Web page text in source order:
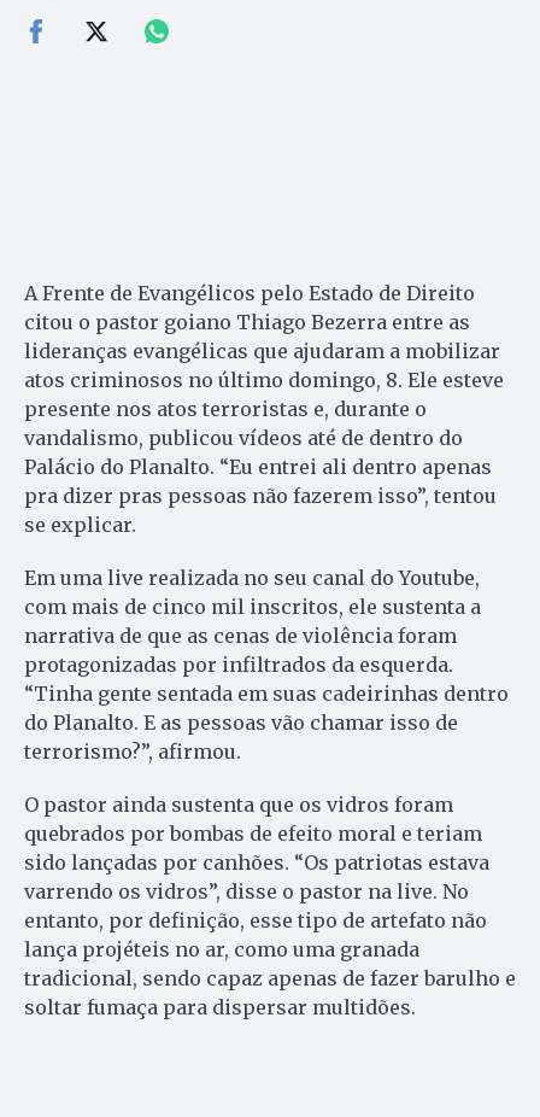
A Frente de Evangélicos pelo Estado de Direito
citou o pastor goiano Thiago Bezerra entre as
lideranças evangélicas que ajudaram a mobilizar
atos criminosos no último domingo, 8. Ele esteve
presente nos atos terroristas e, durante o
vandalismo, publicou vídeos até de dentro do
Palácio do Planalto. “Eu entrei ali dentro apenas
pra dizer pras pessoas não fazerem isso”, tentou
se explicar.
Em uma live realizada no seu canal do Youtube,
com mais de cinco mil inscritos, ele sustenta a
narrativa de que as cenas de violência foram
protagonizadas por infiltrados da esquerda.
“Tinha gente sentada em suas cadeirinhas dentro
do Planalto. E as pessoas vão chamar isso de
terrorismo?”, afirmou.
O pastor ainda sustenta que os vidros foram
quebrados por bombas de efeito moral e teriam
sido lançadas por canhões. “Os patriotas estava
varrendo os vidros”, disse o pastor na live. No
entanto, por definição, esse tipo de artefato não
lança projéteis no ar, como uma granada
tradicional, sendo capaz apenas de fazer barulho e
soltar fumaça para dispersar multidões.